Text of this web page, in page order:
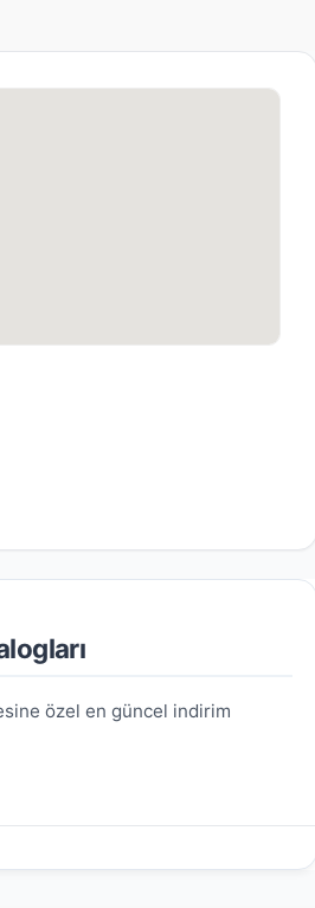
özel en güncel indirim
Merkez / Edirne